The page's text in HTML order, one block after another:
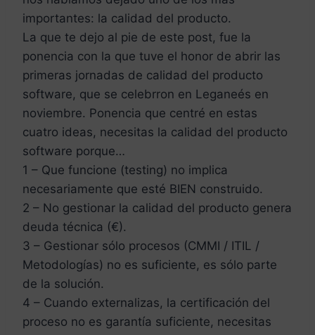
importantes: la calidad del producto.
La que te dejo al pie de este post, fue la
ponencia con la que tuve el honor de abrir las
primeras jornadas de calidad del producto
software, que se celebrron en Leganeés en
noviembre. Ponencia que centré en estas
cuatro ideas, necesitas la calidad del producto
software porque…
1 – Que funcione (testing) no implica
necesariamente que esté BIEN construido.
2 – No gestionar la calidad del producto genera
deuda técnica (€).
3 – Gestionar sólo procesos (CMMI / ITIL /
Metodologías) no es suficiente, es sólo parte
de la solución.
4 – Cuando externalizas, la certificación del
proceso no es garantía suficiente, necesitas